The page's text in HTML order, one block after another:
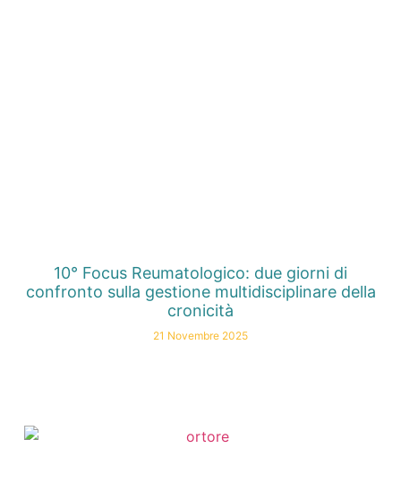
10° Focus Reumatologico: due giorni di
confronto sulla gestione multidisciplinare della
cronicità
21 Novembre 2025